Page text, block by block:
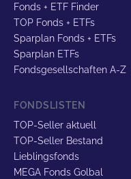
Fonds + ETF Finder
TOP Fonds + ETFs
Sparplan Fonds + ETFs
Sparplan ETFs
Fondsgesellschaften A-Z
FONDSLISTEN
TOP-Seller aktuell
TOP-Seller Bestand
Lieblingsfonds
MEGA Fonds Golbal